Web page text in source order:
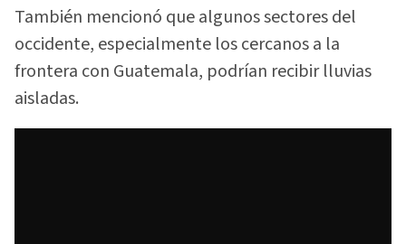
También mencionó que algunos sectores del
occidente, especialmente los cercanos a la
frontera con Guatemala, podrían recibir lluvias
aisladas.